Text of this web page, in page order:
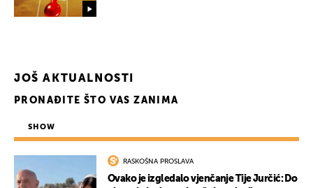
JOŠ AKTUALNOSTI
PRONAĐITE ŠTO VAS ZANIMA
SHOW
RASKOŠNA PROSLAVA
Ovako je izgledalo vjenčanje Tije Jurčić: Do